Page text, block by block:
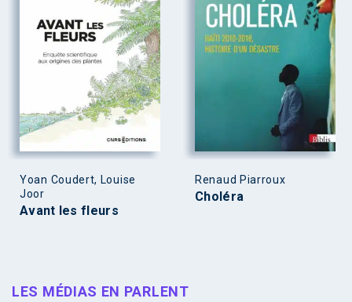
Yoan Coudert, Louise
Joor
Avant les fleurs
Renaud Piarroux
Choléra
LES MÉDIAS EN PARLENT